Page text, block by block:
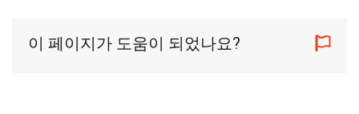
이 페이지가 도움이 되었나요?